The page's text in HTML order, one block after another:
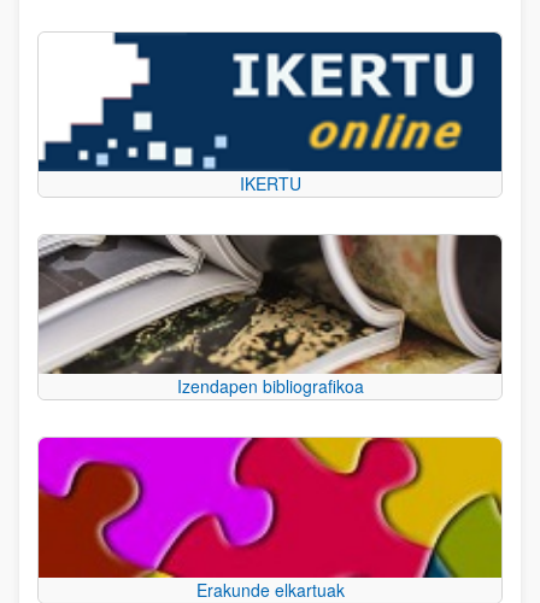
IKERTU
Izendapen bibliografikoa
Erakunde elkartuak